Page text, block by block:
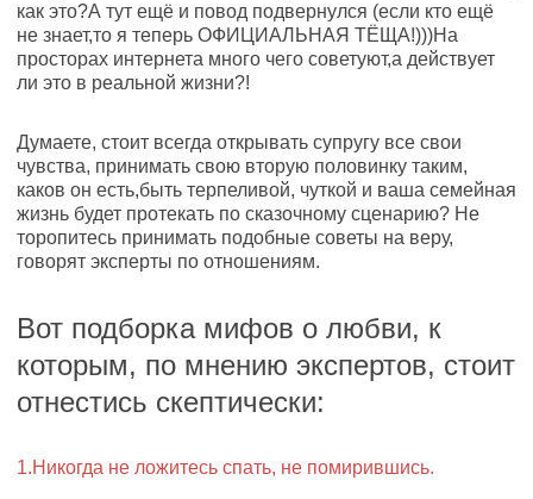
как это?А тут ещё и повод подвернулся (если кто ещё
не знает,то я теперь ОФИЦИАЛЬНАЯ ТЁЩА!)))На
просторах интернета много чего советуют,а действует
ли это в реальной жизни?!
Думаете, стоит всегда открывать супругу все свои
чувства, принимать свою вторую половинку таким,
каков он есть,быть терпеливой, чуткой и ваша семейная
жизнь будет протекать по сказочному сценарию? Не
торопитесь принимать подобные советы на веру,
говорят эксперты по отношениям.
Вот подборка мифов о любви, к
которым, по мнению экспертов, стоит
отнестись скептически:
1.Никогда не ложитесь спать, не помирившись.